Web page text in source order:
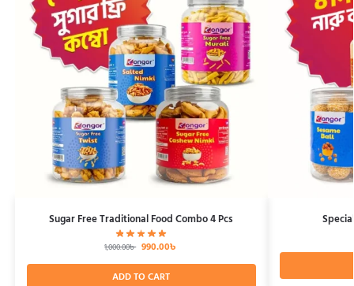
Sugar Free Traditional Food Combo 4 Pcs
1,000.00৳ 990.00৳
ADD TO CART